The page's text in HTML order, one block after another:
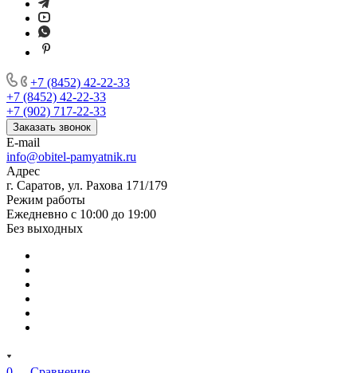
+7 (8452) 42-22-33
+7 (8452) 42-22-33
+7 (902) 717-22-33
Заказать звонок
E-mail
info@obitel-pamyatnik.ru
Адрес
г. Саратов, ул. Рахова 171/179
Режим работы
Ежедневно с 10:00 до 19:00
Без выходных